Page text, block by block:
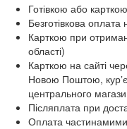
Готівкою або
Безготівкова оплата
Карткою при
області)
Карткою на сайті
Новою Поштою,
центрального
Післяплата при
Оплата